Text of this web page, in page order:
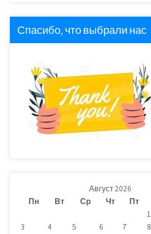
Спасибо, что выбрали нас
Август 2026
Пн
Вт Ср Чт Пт
1
3
4 5 6 7 8